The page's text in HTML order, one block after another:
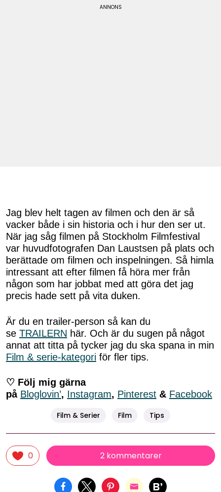
Jag blev helt tagen av filmen och den är så
vacker både i sin historia och i hur den ser ut.
När jag såg filmen på Stockholm Filmfestival
var huvudfotografen Dan Laustsen på plats och
berättade om filmen och inspelningen. Så himla
intressant att efter filmen få höra mer från
någon som har jobbat med att göra det jag
precis hade sett på vita duken.
Är du en trailer-person så kan du
se TRAILERN här. Och är du sugen på något
annat att titta på tycker jag du ska spana in min
Film & serie-kategori för fler tips.
♡ Följ mig gärna
på Bloglovin’, Instagram, Pinterest & Facebook
Film & Serier Film Tips
0 2 kommentarer